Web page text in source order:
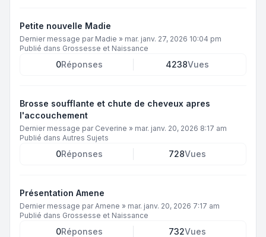
Petite nouvelle Madie
Dernier message par Madie » mar. janv. 27, 2026 10:04 pm
Publié dans Grossesse et Naissance
0Réponses 4238Vues
Brosse soufflante et chute de cheveux apres
l'accouchement
Dernier message par Ceverine » mar. janv. 20, 2026 8:17 am
Publié dans Autres Sujets
0Réponses 728Vues
Présentation Amene
Dernier message parAmene » mar. janv. 20, 2026 7:17 am
Publié dans Grossesse et Naissance
0Réponses 732Vues